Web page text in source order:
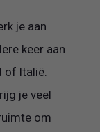
je aan
keer aan
of Italië.
je veel
om